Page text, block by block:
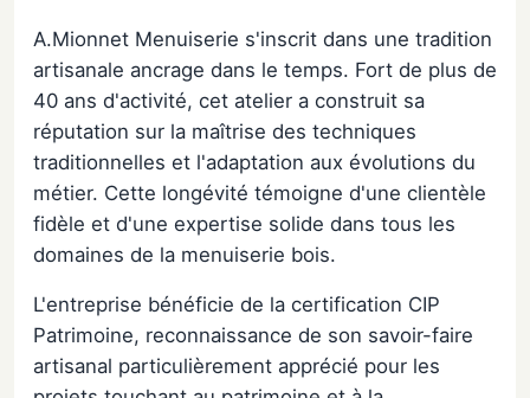
A.Mionnet Menuiserie s'inscrit dans une tradition
artisanale ancrage dans le temps. Fort de plus de
40 ans d'activité, cet atelier a construit sa
réputation sur la maîtrise des techniques
traditionnelles et l'adaptation aux évolutions du
métier. Cette longévité témoigne d'une clientèle
fidèle et d'une expertise solide dans tous les
domaines de la menuiserie bois.
L'entreprise bénéficie de la certification CIP
Patrimoine, reconnaissance de son savoir-faire
artisanal particulièrement apprécié pour les